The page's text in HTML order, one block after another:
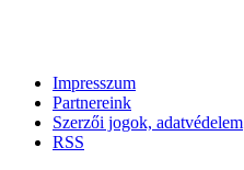
Impresszum
Partnereink
Szerzői jogok, adatvédelem
RSS